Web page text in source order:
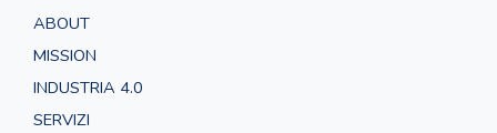
ABOUT
MISSION
INDUSTRIA 4.0
SERVIZI